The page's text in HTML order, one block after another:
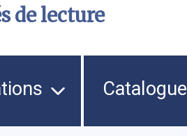
de lecture
Catalogue